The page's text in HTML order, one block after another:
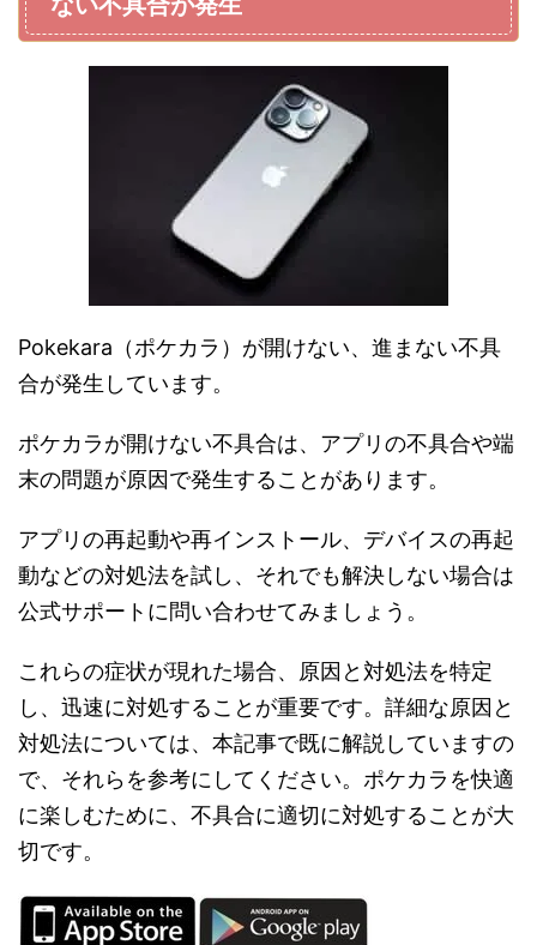
Pokekara（ポケカラ）が開けない、進まない不具
合が発生しています。
ポケカラが開けない不具合は、アプリの不具合や端
末の問題が原因で発生することがあります。
アプリの再起動や再インストール、デバイスの再起
動などの対処法を試し、それでも解決しない場合は
公式サポートに問い合わせてみましょう。
これらの症状が現れた場合、原因と対処法を特定
し、迅速に対処することが重要です。詳細な原因と
対処法については、本記事で既に解説していますの
で、それらを参考にしてください。ポケカラを快適
に楽しむために、不具合に適切に対処することが大
切です。